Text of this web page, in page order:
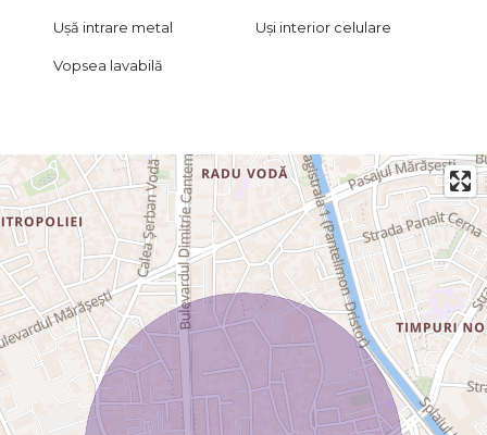
Ușă intrare metal Uși interior celulare
Vopsea lavabilă